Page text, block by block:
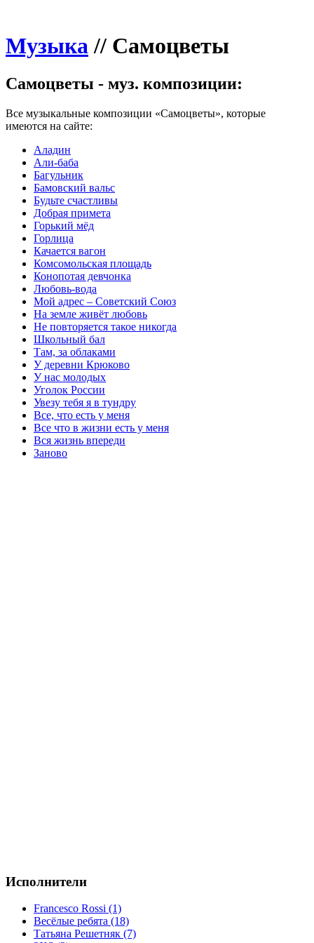
Музыка// Самоцветы
Самоцветы - муз. композиции:
Все музыкальные композиции «Самоцветы», которые
имеются на сайте:
Аладин
Али-баба
Багульник
Бамовский вальс
Будьте счастливы
Добрая примета
Горький мёд
Горлица
Качается вагон
Комсомольская площадь
Конопотая девчонка
Любовь-вода
Мой адрес – Советский Союз
На земле живёт любовь
Не повторяется такое никогда
Школьный бал
Там, за облаками
У деревни Крюково
У нас молодых
Уголок России
Увезу тебя я в тундру
Все, что есть у меня
Все что в жизни есть у меня
Вся жизнь впереди
Заново
Исполнители
Francesco Rossi (1)
Весёлые ребята (18)
Татьяна Решетняк (7)